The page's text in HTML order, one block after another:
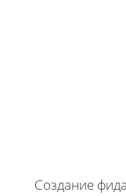
Создание